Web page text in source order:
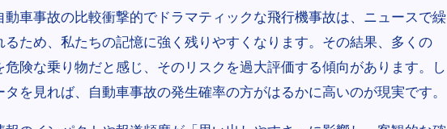
動車事故の比較衝撃的でドラマティックな飛行機事故は、ニュースで繰
るため、私たちの記憶に強く残りやすくなります。その結果、多くの
険な乗り物だと感じ、そのリスクを過大評価する傾向があります。し
を見れば、自動車事故の発生確率の方がはるかに高いのが現実です。